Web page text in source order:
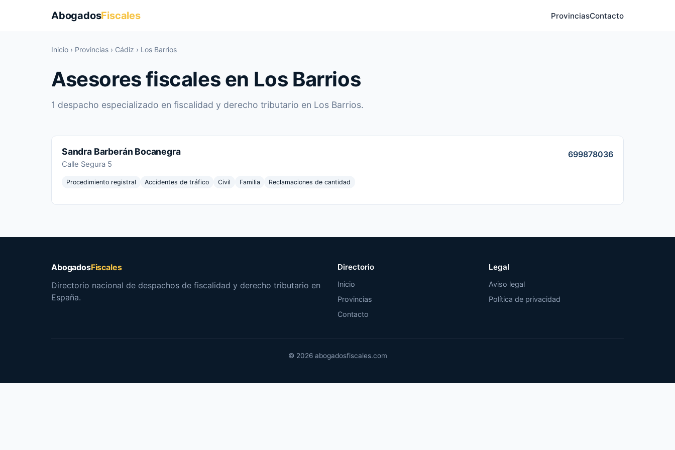
AbogadosFiscales ProvinciasContacto
Inicio › Provincias › Cádiz › Los Barrios
Asesores fiscales en Los Barrios
1 despacho especializado en fiscalidad y derecho tributario en Los Barrios.
Sandra Barberán Bocanegra
Calle Segura 5
Procedimiento registral Accidentes de tráfico Civil Familia Reclamaciones de cantidad
699878036
AbogadosFiscales
Directorio nacional de despachos de fiscalidad y derecho tributario en
España.
Directorio
Inicio
Provincias
Contacto
Legal
Aviso legal
Política de privacidad
© 2026 abogadosfiscales.com